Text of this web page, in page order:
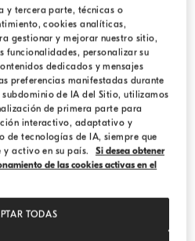
y tercera parte, técnicas o
cookies analíticas,
gestionar y mejorar nuestro sitio,
funcionalidades, personalizar su
dedicados y mensajes
preferencias manifestadas durante
de IA del Sitio, utilizamos
de primera parte para
interactivo, adaptativo y
de tecnologías de IA, siempre que
activo en su país.
Si desea obtener
de las cookies activas en el
TODAS